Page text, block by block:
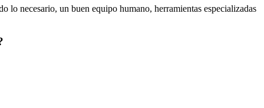
necesario, un buen equipo humano, herramientas especializadas